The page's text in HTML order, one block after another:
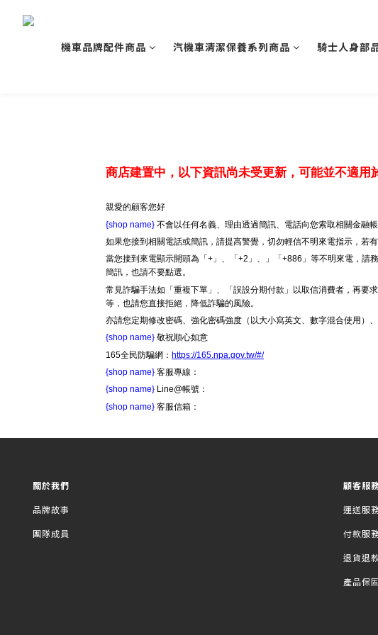
機車品牌配件商品
汽機車清潔保養系列商品 騎士人身部
商店建置中，以下資訊尚未受更新，可能並不適用
親愛的顧客您好
{shop name} 不會以任何名義、理由透過簡訊、電話向您索取相關金融
如果您接到相關電話或簡訊，請提高警覺，切勿輕信不明來電指示，若
當您接到來電顯示開頭為「+」、「+2」、」「+886」等不明來電，請
簡訊，也請不要點選。
常見詐騙手法如「重複下單」、「誤設分期付款」以取信消費者，再要
等，也請您直接拒絕，降低詐騙的風險。
亦請您定期修改密碼、強化密碼強度（以大小寫英文、數字混合使用）
{shop name} 敬祝順心如意
165全民防騙網： https://165.npa.gov.tw/#/
{shop name} 客服專線：
{shop name} Line@帳號：
{shop name} 客服信箱：
關於我們
品牌故事
團隊成員
顧客服
運送服
付款服
退貨退
產品保